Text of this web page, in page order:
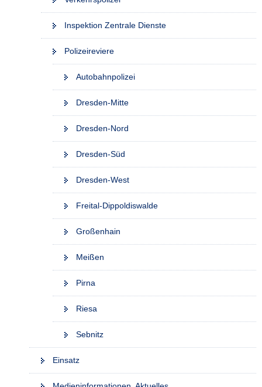
Inspektion Zentrale Dienste
Polizeireviere
Autobahnpolizei
Dresden-Mitte
Dresden-Nord
Dresden-Süd
Dresden-West
Freital-Dippoldiswalde
Großenhain
Meißen
Pirna
Riesa
Sebnitz
Einsatz